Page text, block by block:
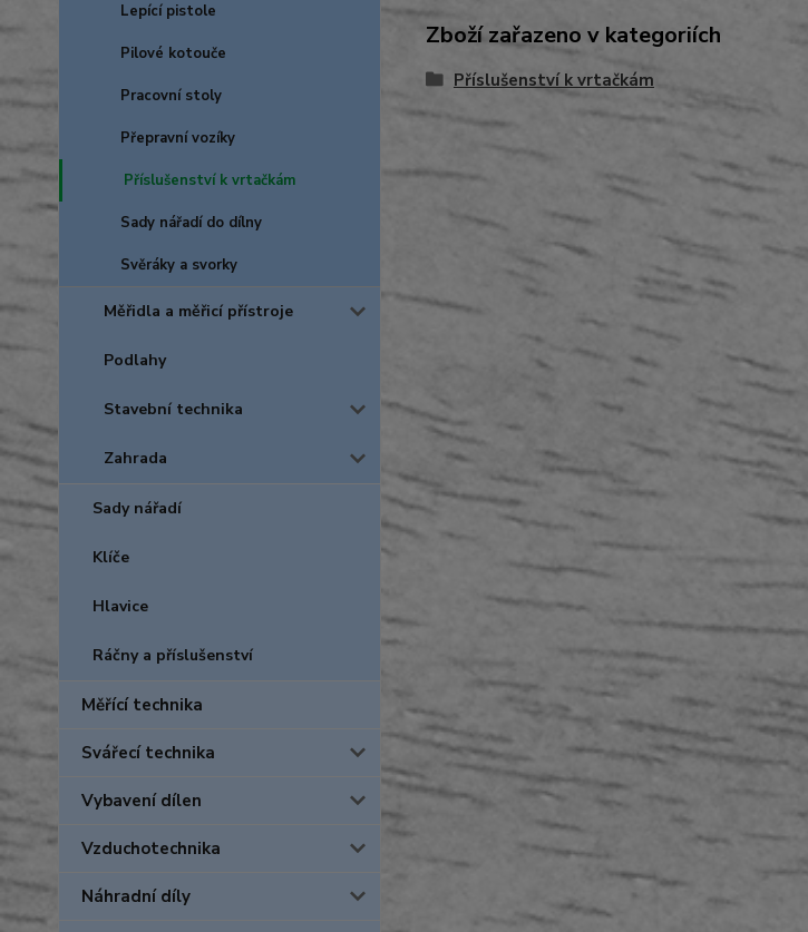
Lepící pistole
Pilové kotouče
Pracovní stoly
Přepravní vozíky
Příslušenství k vrtačkám
Sady nářadí do dílny
Svěráky a svorky
Měřidla a měřicí přístroje
Podlahy
Stavební technika
Zahrada
Sady nářadí
Klíče
Hlavice
Ráčny a příslušenství
Měřící technika
Svářecí technika
Vybavení dílen
Vzduchotechnika
Náhradní díly
Zboží zařazeno v kategoriích
Příslušenství k vrtačkám